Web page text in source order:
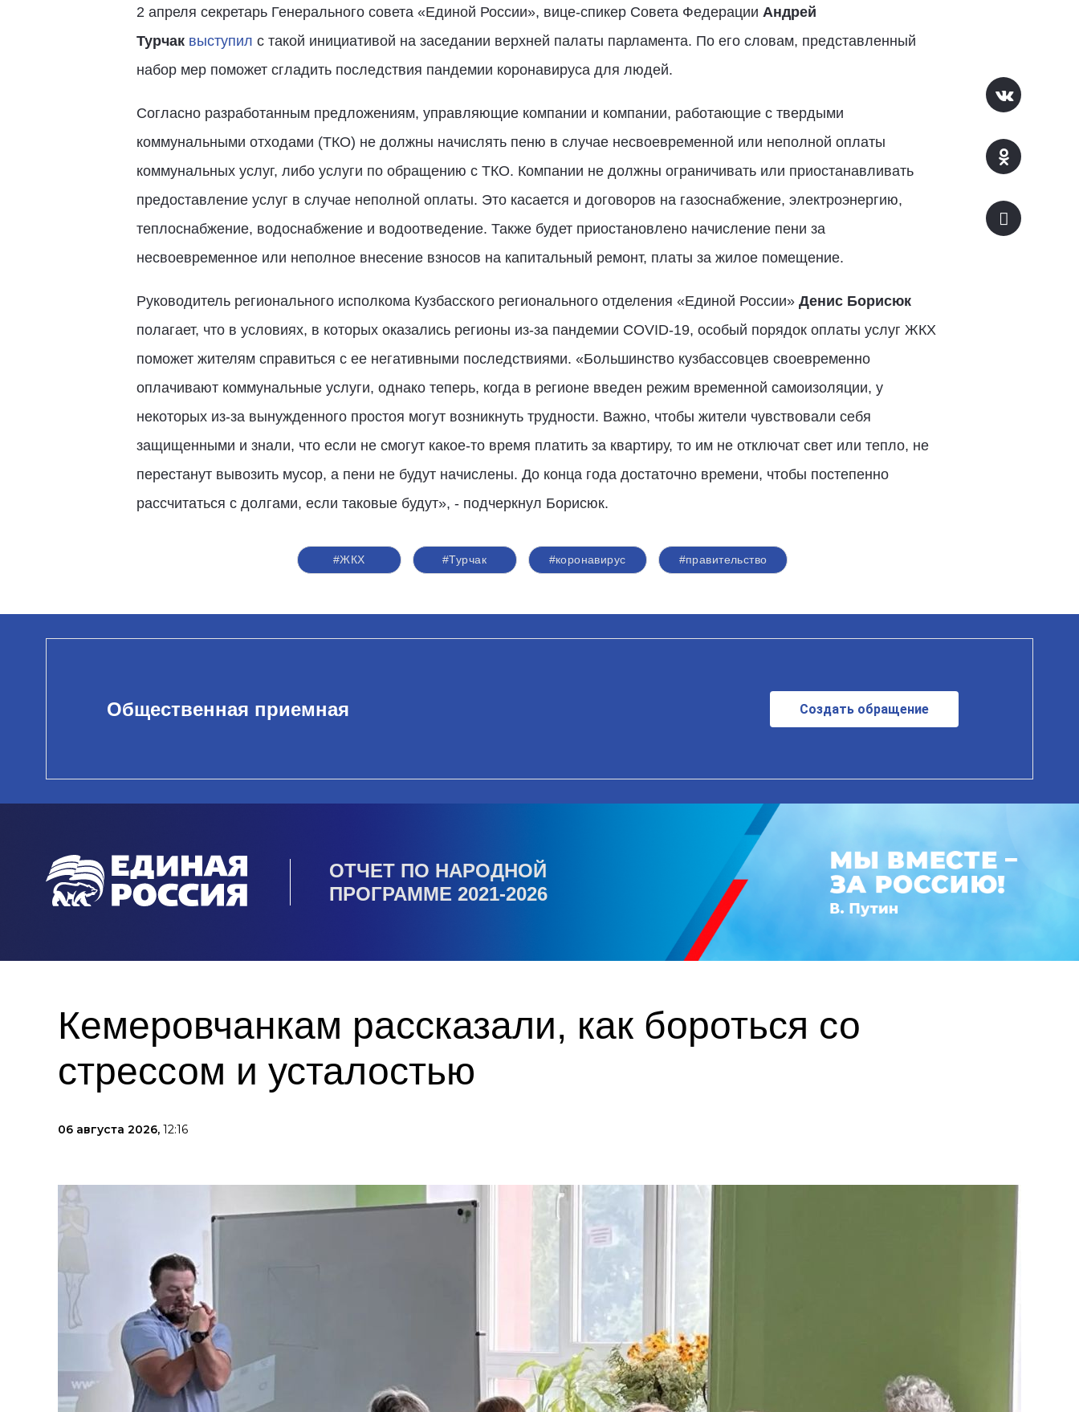
2 апреля секретарь Генерального совета «Единой России», вице-спикер Совета Федерации Андрей
Турчак выступил с такой инициативой на заседании верхней палаты парламента. По его словам, представленный
набор мер поможет сгладить последствия пандемии коронавируса для людей.
Согласно разработанным предложениям, управляющие компании и компании, работающие с твердыми
коммунальными отходами (ТКО) не должны начислять пеню в случае несвоевременной или неполной оплаты
коммунальных услуг, либо услуги по обращению с ТКО. Компании не должны ограничивать или приостанавливать
предоставление услуг в случае неполной оплаты. Это касается и договоров на газоснабжение, электроэнергию,
теплоснабжение, водоснабжение и водоотведение. Также будет приостановлено начисление пени за
несвоевременное или неполное внесение взносов на капитальный ремонт, платы за жилое помещение.
Руководитель регионального исполкома Кузбасского регионального отделения «Единой России» Денис Борисюк
полагает, что в условиях, в которых оказались регионы из-за пандемии COVID-19, особый порядок оплаты услуг ЖКХ
поможет жителям справиться с ее негативными последствиями. «Большинство кузбассовцев своевременно
оплачивают коммунальные услуги, однако теперь, когда в регионе введен режим временной самоизоляции, у
некоторых из-за вынужденного простоя могут возникнуть трудности. Важно, чтобы жители чувствовали себя
защищенными и знали, что если не смогут какое-то время платить за квартиру, то им не отключат свет или тепло, не
перестанут вывозить мусор, а пени не будут начислены. До конца года достаточно времени, чтобы постепенно
рассчитаться с долгами, если таковые будут», - подчеркнул Борисюк.
#ЖКХ #Турчак #коронавирус #правительство
Общественная приемная Создать обращение
ОТЧЕТ ПО НАРОДНОЙ
ПРОГРАММЕ 2021-2026
Кемеровчанкам рассказали, как бороться со
стрессом и усталостью
06 августа 2026, 12:16